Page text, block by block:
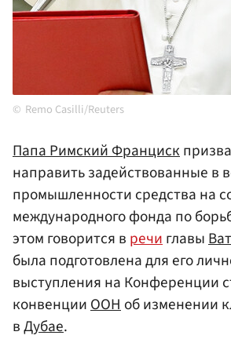
Remo Casilli/Reuters
Папа Римский Франциск
направить задействованные в
промышленности средства на
международного фонда по
этом говорится в речиглавы
была подготовлена для его
выступления на Конференции
конвенцииООНоб изменении
вДубае.